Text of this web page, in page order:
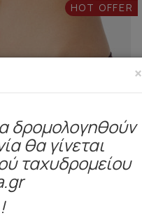
HOT OFFER
×
δρομολογηθούν
θα γίνεται
ταχυδρομείου